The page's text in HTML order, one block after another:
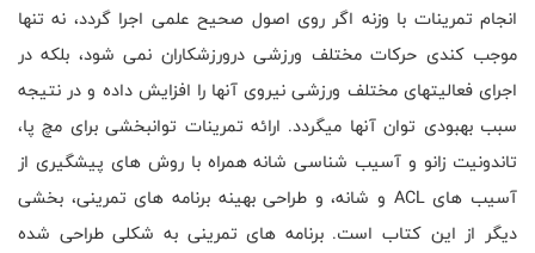
انجام تمرینات با وزنه اگر روی اصول صحیح علمی اجرا گردد، نه تنها
موجب کندی حرکات مختلف ورزشی درورزشکاران نمی شود، بلکه در
اجرای فعالیتهای مختلف ورزشی نیروی آنها را افزایش داده و در نتیجه
سبب بهبودی توان آنها میگردد. ارائه تمرینات توانبخشی برای مچ پا،
تاندونیت زانو و آسیب شناسی شانه همراه با روش های پیشگیری از
آسیب هایACL و شانه، و طراحی بهینه برنامه های تمرینی، بخشی
دیگر از این کتاب است. برنامه های تمرینی به شکلی طراحی شده